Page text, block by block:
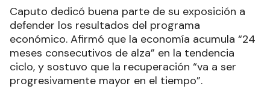
Caputo dedicó buena parte de su exposición a
defender los resultados del programa
económico. Afirmó que la economía acumula “24
meses consecutivos de alza” en la tendencia
ciclo, y sostuvo que la recuperación “va a ser
progresivamente mayor en el tiempo”.